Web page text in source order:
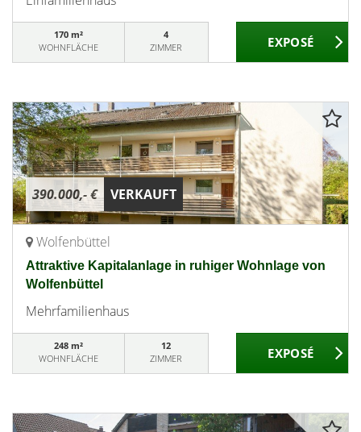
170 m²
WOHNFLÄCHE
4
ZIMMER
390.000,- € VERKAUFT
Wolfenbüttel
Attraktive Kapitalanlage in ruhiger Wohnlage von
Wolfenbüttel
Mehrfamilienhaus
248 m²
WOHNFLÄCHE
12
ZIMMER